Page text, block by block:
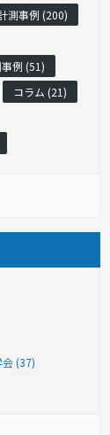
測事例 (200)
例 (51)
コラム (21)
(37)